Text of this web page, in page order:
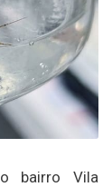
bairro Vila